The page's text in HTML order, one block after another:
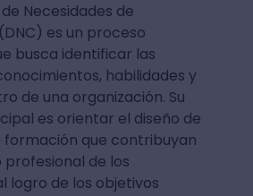
Necesidades de
es un proceso
busca identificar las
habilidades y
de una organización. Su
es orientar el diseño de
que contribuyan
de los
logro de los objetivos